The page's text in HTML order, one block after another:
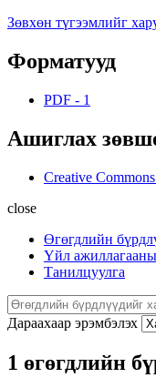
Зөвхөн түгээмлийг
Форматууд
PDF - 1
Ашиглах
Creative
close
Өгөгдлийн
Үйл
Танилцуулга
Дараахаар эрэмбэлэх
1 өгөгдлийн